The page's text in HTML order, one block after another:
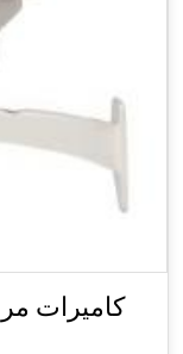
كاميرات